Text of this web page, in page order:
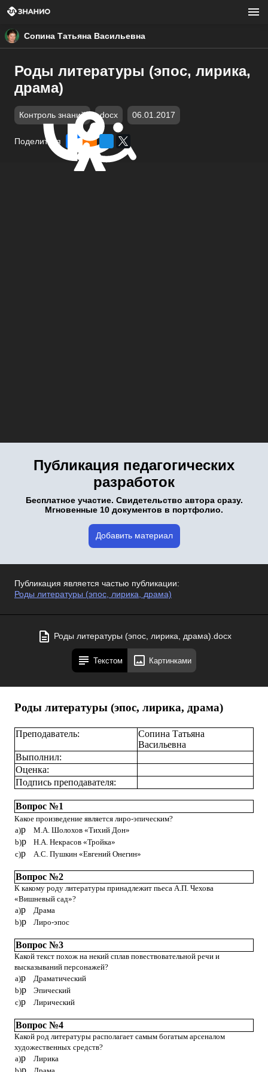
Сопина Татьяна Васильевна
Роды литературы (эпос, лирика,
драма)
Контроль знаний docx 06.01.2017
Поделиться
Публикация педагогических
разработок
Бесплатное участие. Свидетельство автора сразу.
Мгновенные 10 документов в портфолио.
Добавить материал
Публикация является частью публикации:
Роды литературы (эпос, лирика, драма)
Роды литературы (эпос, лирика, драма).docx
Текстом Картинками
Роды литературы (эпос, лирика, драма)
Преподаватель:
Сопина Татьяна
Васильевна
Выполнил:
Оценка:
Подпись преподавателя:
Вопрос №1
Какое произведение является лиро-эпическим?
a)p
М.А. Шолохов «Тихий Дон»
b)p
Н.А. Некрасов «Тройка»
c)p А.С. Пушкин «Евгений Онегин»
Вопрос №2
К какому роду литературы принадлежит пьеса А.П. Чехова
«Вишневый сад»?
a)p
Драма
b)p Лиро-эпос
Вопрос №3
Какой текст похож на некий сплав повествовательной речи и
высказываний персонажей?
a)p
Драматический
b)p
Эпический
c)p Лирический
Вопрос №4
Какой род литературы располагает самым богатым арсеналом
художественных средств?
a)p
Лирика
p